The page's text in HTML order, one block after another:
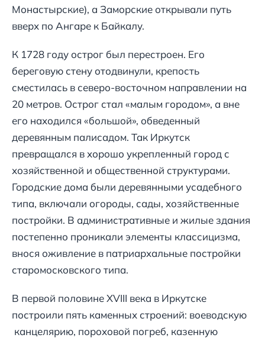
Монастырские), а Заморские открывали путь
вверх по Ангаре к Байкалу.
К 1728 году острог был перестроен. Его
береговую стену отодвинули, крепость
сместилась в северо-восточном направлении на
20 метров. Острог стал «малым городом», а вне
его находился «большой», обведенный
деревянным палисадом. Так Иркутск
превращался в хорошо укрепленный город с
хозяйственной и общественной структурами.
Городские дома были деревянными усадебного
типа, включали огороды, сады, хозяйственные
постройки. В административные и жилые здания
постепенно проникали элементы классицизма,
внося оживление в патриархальные постройки
старомосковского типа.
В первой половине XVIII века в Иркутске
построили пять каменных строений: воеводскую
канцелярию, пороховой погреб, казенную